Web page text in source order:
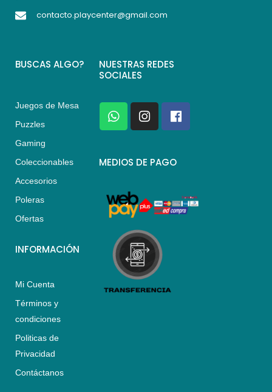
contacto.playcenter@gmail.com
BUSCAS ALGO?
Juegos de Mesa
Puzzles
Gaming
Coleccionables
Accesorios
Poleras
Ofertas
INFORMACIÓN
Mi Cuenta
Términos y
condiciones
Politicas de
Privacidad
Contáctanos
NUESTRAS REDES
SOCIALES
W
h
a
s
p
I
n
s
a
a
m
F
a
c
b
k
MEDIOS DE PAGO